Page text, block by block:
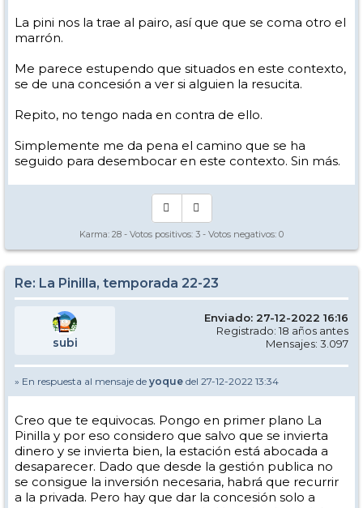
La pini nos la trae al pairo, así que que se coma otro el
marrón.
Me parece estupendo que situados en este contexto,
se de una concesión a ver si alguien la resucita.
Repito, no tengo nada en contra de ello.
Simplemente me da pena el camino que se ha
seguido para desembocar en este contexto. Sin más.
Karma: 28 - Votos positivos: 3 - Votos negativos: 0
Re: La Pinilla, temporada 22-23
subi
Enviado: 27-12-2022 16:16
Registrado: 18 años antes
Mensajes: 3.097
» En respuesta al mensaje de yoque del 27-12-2022 13:34
Creo que te equivocas. Pongo en primer plano La
Pinilla y por eso considero que salvo que se invierta
dinero y se invierta bien, la estación está abocada a
desaparecer. Dado que desde la gestión publica no
se consigue la inversión necesaria, habrá que recurrir
a la privada. Pero hay que dar la concesión solo a